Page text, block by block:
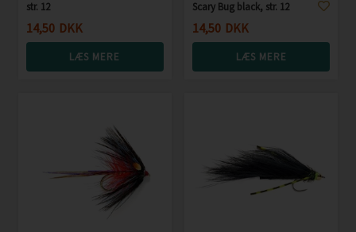
str. 12
14,50 DKK
LÆS MERE
Scary Bug black, str. 12
14,50 DKK
LÆS MERE